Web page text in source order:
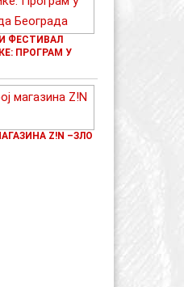
ФЕСТИВАЛ
ПРОГРАМ У
Z!N –ЗЛО